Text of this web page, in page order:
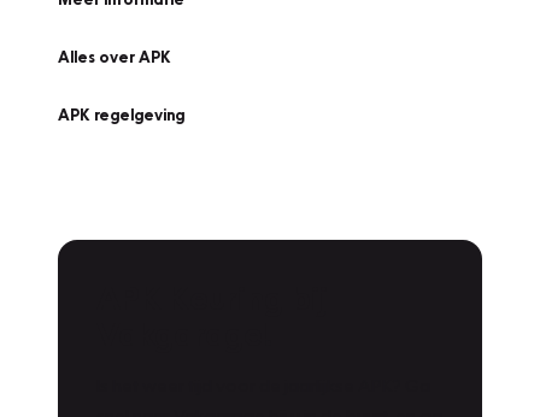
Alles over APK
APK regelgeving